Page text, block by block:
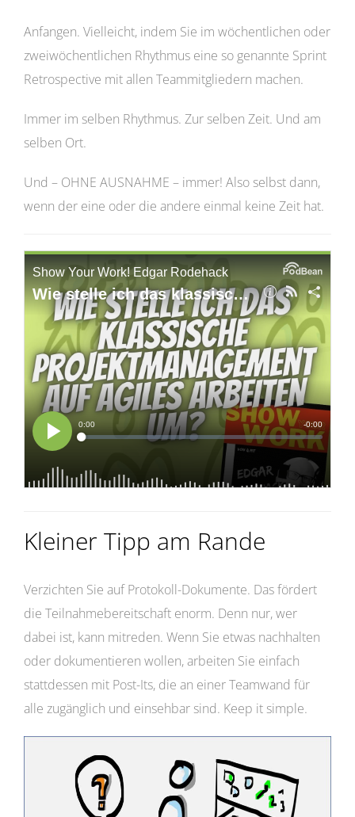
Anfangen. Vielleicht, indem Sie im wöchentlichen oder
zweiwöchentlichen Rhythmus eine so genannte Sprint
Retrospective mit allen Teammitgliedern machen.
Immer im selben Rhythmus. Zur selben Zeit. Und am
selben Ort.
Und – OHNE AUSNAHME – immer! Also selbst dann,
wenn der eine oder die andere einmal keine Zeit hat.
Kleiner Tipp am Rande
Verzichten Sie auf Protokoll-Dokumente. Das fördert
die Teilnahmebereitschaft enorm. Denn nur, wer
dabei ist, kann mitreden. Wenn Sie etwas nachhalten
oder dokumentieren wollen, arbeiten Sie einfach
stattdessen mit Post-Its, die an einer Teamwand für
alle zugänglich und einsehbar sind. Keep it simple.